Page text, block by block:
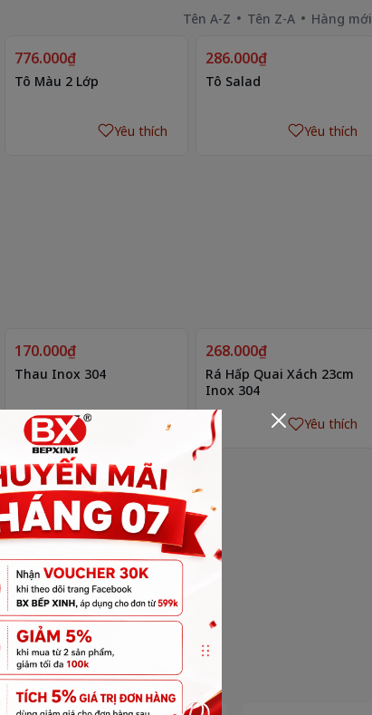
Tên A-Z Tên Z-A Hàng mới
776.000₫
Tô Màu 2 Lớp
Yêu thích
286.000₫
Tô Salad
Yêu thích
170.000₫
Thau Inox 304
Yêu thích
268.000₫
Rá Hấp Quai Xách 23cm
Inox 304
Yêu thích
170.000₫
Rá Inox 304
Yêu thích